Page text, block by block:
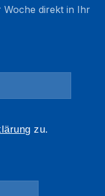
Woche direkt in Ihr